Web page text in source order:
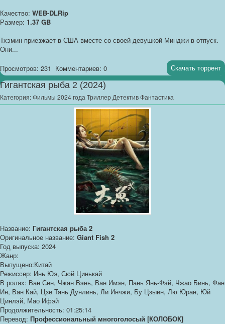
Качество: WEB-DLRip
Размер: 1.37 GB
Тхэмин приезжает в США вместе со своей девушкой Минджи в отпуск.
Они...
Просмотров: 231 Комментариев: 0 Скачать торрент
Гигантская рыба 2 (2024)
Категория:Фильмы 2024 года Триллер Детектив Фантастика
Название: Гигантская рыба 2
Оригинальное название: Giant Fish 2
Год выпуска: 2024
Жанр:
Выпущено:Китай
Режиссер: Инь Юэ, Сюй Цинькай
В ролях: Ван Сен, Чжан Вэнь, Ван Имэн, Пань Янь-Фэй, Чжао Бинь, Фан
Ин, Ван Кай, Цзе Тянь Дунлинь, Ли Инчжи, Бу Цзыин, Лю Юран, Юй
Цинлэй, Мао Ифэй
Продолжительность: 01:25:14
Перевод: Профессиональный многоголосый [КОЛОБОК]